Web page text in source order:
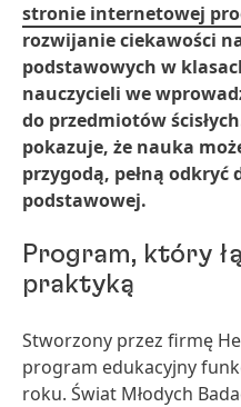
stronie internetowej
rozwijanie ciekawości
podstawowych w
nauczycieli we
do przedmiotów
pokazuje, że nauka
przygodą, pełną odkryć
podstawowej.
Program, który
praktyką
Stworzony przez firmę
program edukacyjny
roku. Świat Młodych